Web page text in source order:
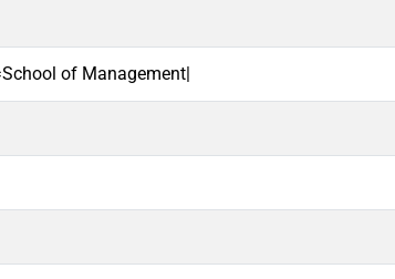
of Management|